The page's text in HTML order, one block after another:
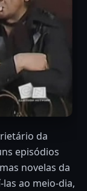
da
episódios
novelas da
ao meio-dia,